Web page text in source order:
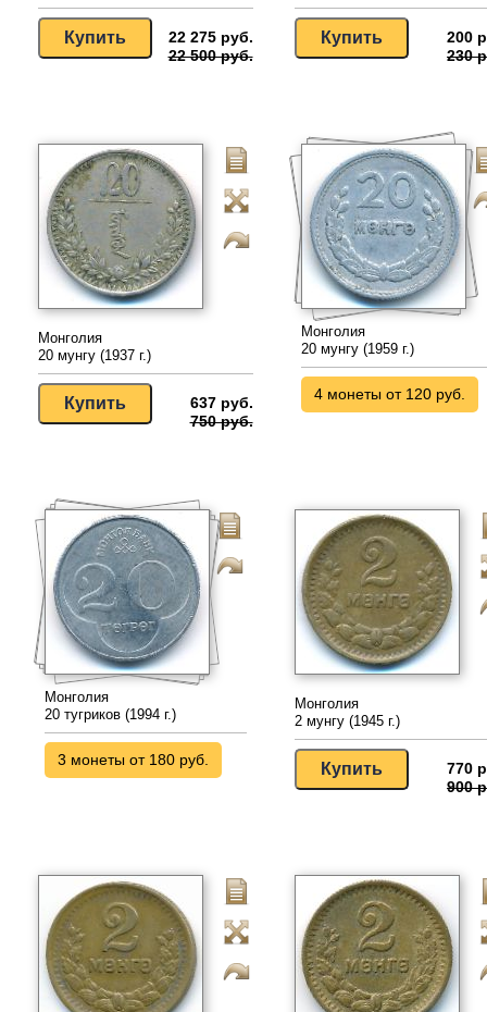
22 275 руб.
22 500 руб.
200
230
Монголия
20 мунгу (1937 г.)
637 руб.
750 руб.
Монголия
20 мунгу (1959 г.)
4 монеты от 120 руб.
Монголия
20 тугриков (1994 г.)
3 монеты от 180 руб.
Монголия
2 мунгу (1945 г.)
770
900